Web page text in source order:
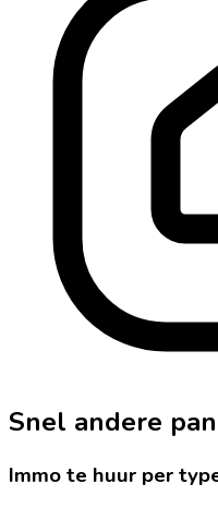
Snel andere
Immo te huur per